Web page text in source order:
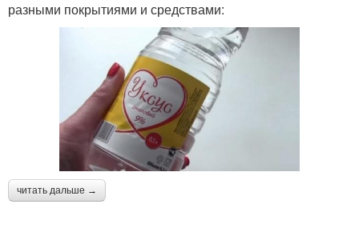
разными покрытиями и средствами:
читать дальше →